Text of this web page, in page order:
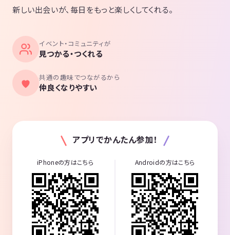
新しい出会いが、毎日をもっと楽しくしてくれる。
イベント・コミュニティが
見つかる・つくれる
共通の趣味でつながるから
仲良くなりやすい
アプリでかんたん参加！
iPhoneの方はこちら Androidの方はこちら